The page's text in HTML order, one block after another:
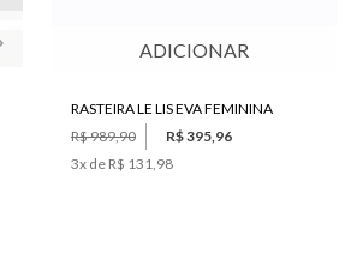
ADICIONAR
RASTEIRA LE LIS EVA FEMININA
R$ 989,90
R$ 395,96
3x de R$ 131,98